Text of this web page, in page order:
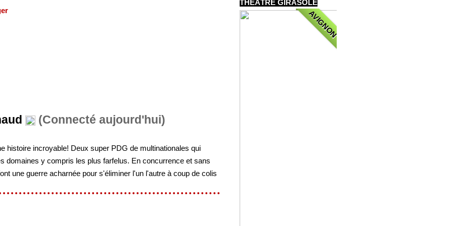
(Connecté aujourd'hui)
histoire incroyable! Deux super PDG de multinationales qui
domaines y compris les plus farfelus. En concurrence et sans
une guerre acharnée pour s'éliminer l'un l'autre à coup de colis
THÉÂTRE GIRASOLE
AVIGNON